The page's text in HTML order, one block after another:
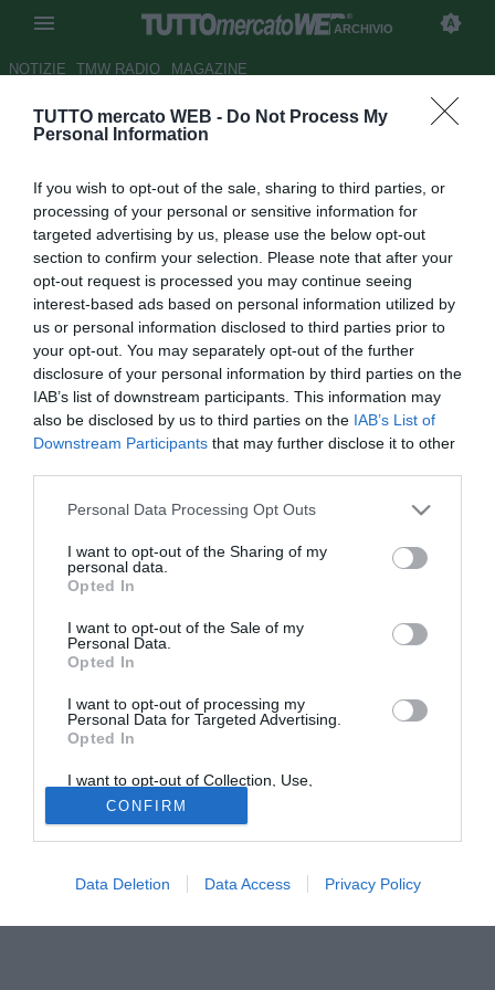
TUTTO mercato WEB - Do Not Process My
Personal Information
If you wish to opt-out of the sale, sharing to third parties, or
processing of your personal or sensitive information for
targeted advertising by us, please use the below opt-out
section to confirm your selection. Please note that after your
opt-out request is processed you may continue seeing
interest-based ads based on personal information utilized by
us or personal information disclosed to third parties prior to
your opt-out. You may separately opt-out of the further
disclosure of your personal information by third parties on the
IAB’s list of downstream participants. This information may
also be disclosed by us to third parties on the IAB’s List of
Downstream Participants that may further disclose it to other
Personal Data Processing Opt Outs
I want to opt-out of the Sharing of my
personal data.
Opted In
I want to opt-out of the Sale of my
Personal Data.
Opted In
I want to opt-out of processing my
Personal Data for Targeted Advertising.
Opted In
I want to opt-out of Collection, Use,
Retention, Sale, and/or Sharing of my
Personal Data that Is Unrelated with the
Purposes for which it was collected.
Opted Out
CONFIRM
Data Deletion Data Access Privacy Policy
ARCHIVIO
NOTIZIE TMW RADIO MAGAZINE
Udinese, Guidolin: "Io friulano
società"
Autore Alessandra Stefanelli
26.01.2014 18:04
2014
vedi letture
© foto di Daniele Mascolo/PhotoViews
Ai microfoni di Sky Sport è intervenuto il tecnico
dell'Udinese Francesco Guidolin dopo la sconfitta subita a
Parma: "Il pari secondo me oggi ci stava, lo avremmo
meritato, ma in questo momento le cose girano in un certo
modo. Non dobbiamo aspettarci aiutini dalla fortuna e da
chicchessia. Io sono sempre friulano e tifoso, con la maglia
sempre appiccicata addosso. Sono convinto di poter dare
una mano ai ragazzi per venire fuori da questa situazione e
Tutte le partite di Serie A della tua squadra. Attiva l’Offerta di
TIMVISION con DAZN!